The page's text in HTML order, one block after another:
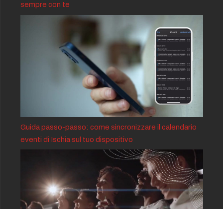
sempre con te
Guida passo-passo: come sincronizzare il calendario
eventi di Ischia sul tuo dispositivo